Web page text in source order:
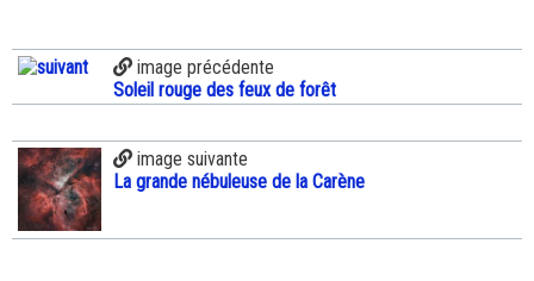
image précédente
Soleil rouge des feux de forêt
image suivante
La grande nébuleuse de la Carène